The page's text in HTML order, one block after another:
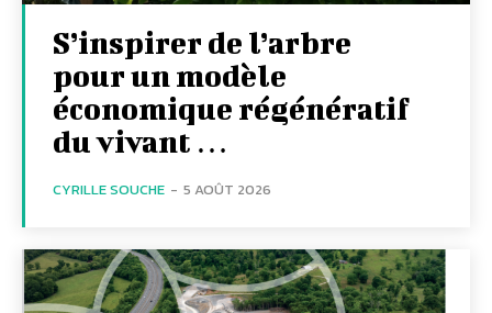
S’inspirer de l’arbre
pour un modèle
économique régénératif
du vivant …
CYRILLE SOUCHE - 5 AOÛT 2026